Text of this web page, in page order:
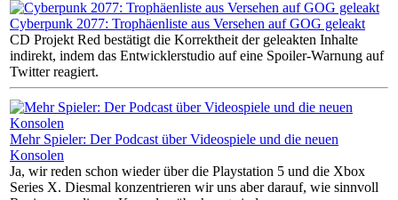
Cyberpunk 2077: Trophäenliste aus Versehen auf GOG geleakt
CD Projekt Red bestätigt die Korrektheit der geleakten Inhalte
indirekt, indem das Entwicklerstudio auf eine Spoiler-Warnung auf
Twitter reagiert.
Mehr Spieler: Der Podcast über Videospiele und die neuen
Konsolen
Ja, wir reden schon wieder über die Playstation 5 und die Xbox
Series X. Diesmal konzentrieren wir uns aber darauf, wie sinnvoll